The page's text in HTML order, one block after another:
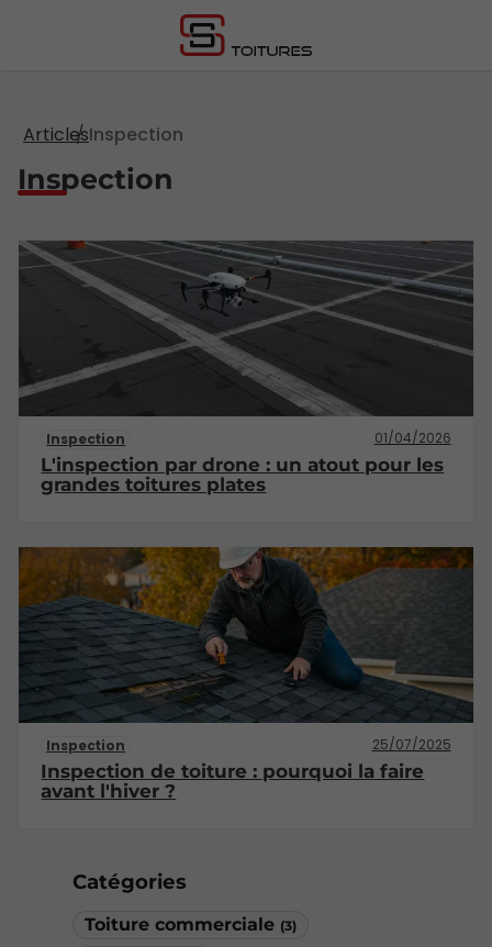
Catégories
Toiture commerciale (3)
ArticlesInspection
Inspection
Inspection 01/04/2026
L'inspection par drone : un atout pour les
grandes toitures plates
Inspection 25/07/2025
Inspection de toiture : pourquoi la faire
avant l'hiver ?